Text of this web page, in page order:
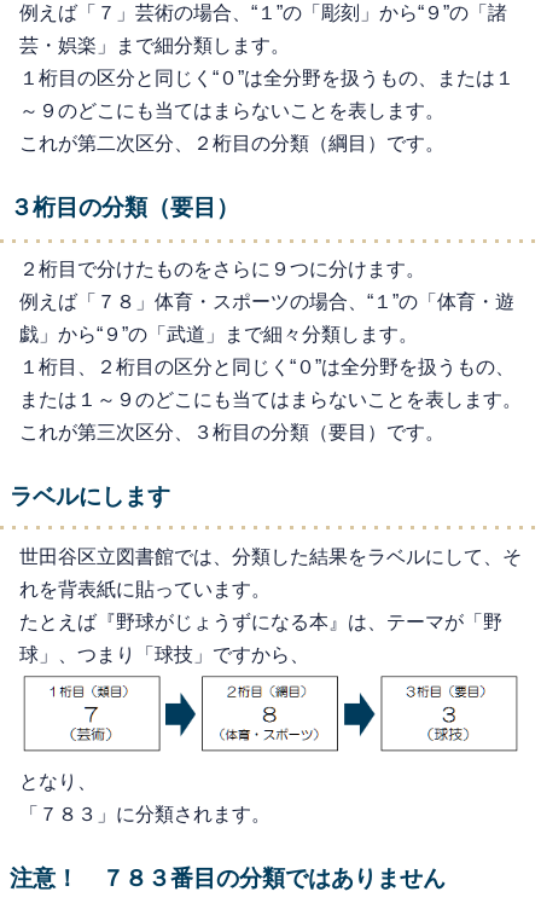
例えば「７」芸術の場合、“１”の「彫刻」から“９”の「諸
芸・娯楽」まで細分類します。
１桁目の区分と同じく“０”は全分野を扱うもの、または１
～９のどこにも当てはまらないことを表します。
これが第二次区分、２桁目の分類（綱目）です。
３桁目の分類（要目）
２桁目で分けたものをさらに９つに分けます。
例えば「７８」体育・スポーツの場合、“１”の「体育・遊
戯」から“９”の「武道」まで細々分類します。
１桁目、２桁目の区分と同じく“０”は全分野を扱うもの、
または１～９のどこにも当てはまらないことを表します。
これが第三次区分、３桁目の分類（要目）です。
ラベルにします
世田谷区立図書館では、分類した結果をラベルにして、そ
れを背表紙に貼っています。
たとえば『野球がじょうずになる本』は、テーマが「野
球」、つまり「球技」ですから、
となり、
「７８３」に分類されます。
注意！ ７８３番目の分類ではありません